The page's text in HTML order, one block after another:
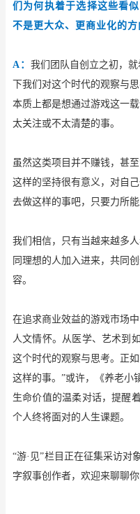
们为何执着于选择这些看
不是更大众、更商业化的方
A： 我们团队自创立之初，
下我们对这个时代的观察与
本质上都是想通过游戏这一
太关注或不太清楚的事。
虽然这类项目并不赚钱，甚
这样的坚持很有意义，对自
去做这样的事吧，只要力所
我们相信，只有当越来越多
同理想的人加入进来，共同
容。
在追求商业效益的游戏市场中
人文情怀。从医学、艺术到
这个时代的观察与思考。正
这样的事。”或许，《养老小
生命价值的温柔对话，提醒
个人终将面对的人生课题。
“游·见”栏目正在征集采访对
字叙事创作者，欢迎来聊聊你